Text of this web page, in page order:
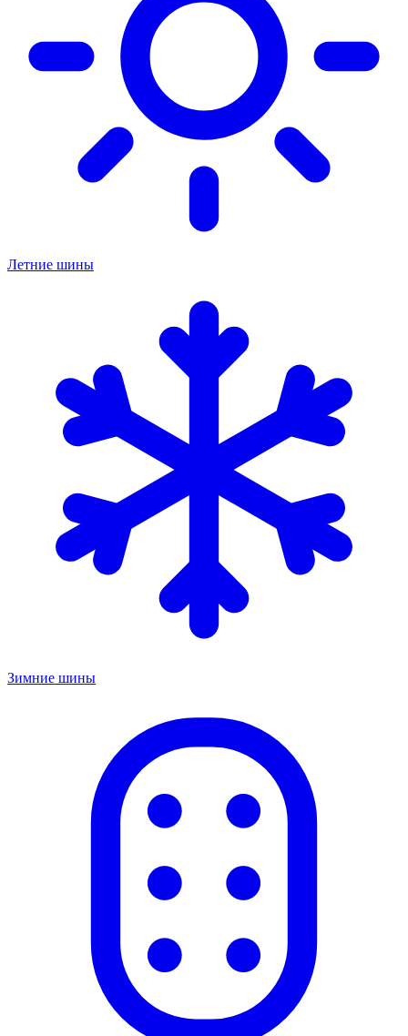
Летние шины
Зимние шины